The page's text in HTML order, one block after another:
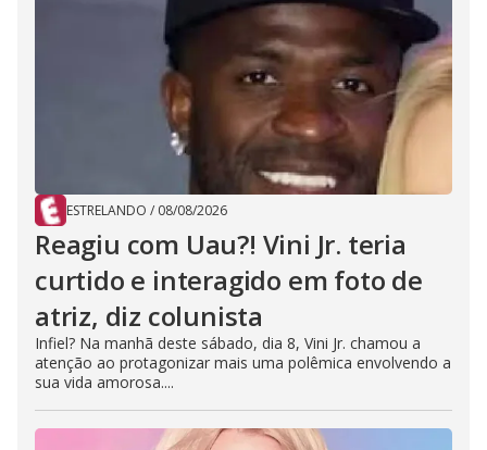
ESTRELANDO / 08/08/2026
Reagiu com Uau?! Vini Jr. teria
curtido e interagido em foto de
atriz, diz colunista
Infiel? Na manhã deste sábado, dia 8, Vini Jr. chamou a
atenção ao protagonizar mais uma polêmica envolvendo a
sua vida amorosa....